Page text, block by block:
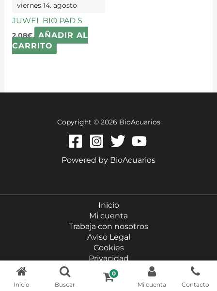
viernes 14. agosto
JUWEL BIO PAD S
2,08€
AÑADIR AL
CARRITO
Copyright © 2026 BioAcuarios
Powered by BioAcuarios
Inicio
Mi cuenta
Trabaja con nosotros
Aviso Legal
Cookies
Privacidad
Condiciones generales
Política de envíos
Inicio Buscar
0
Mi cuenta
Contacto